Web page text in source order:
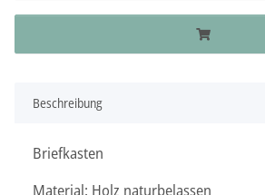
Beschreibung
Briefkasten
Material: Holz naturbelassen